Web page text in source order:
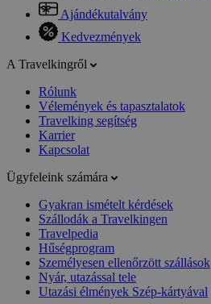
Ajándékutalvány
Kedvezmények
A Travelkingről
Rólunk
Vélemények és tapasztalatok
Travelking segítség
Karrier
Kapcsolat
Ügyfeleink számára
Gyakran ismételt kérdések
Szállodák a Travelkingen
Travelpedia
Hűségprogram
Személyesen ellenőrzött szállások
Nyár, utazással tele
Utazási élmények Szép-kártyával